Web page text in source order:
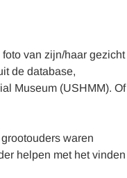
van zijn/haar gezicht
de database,
Museum (USHMM). Of
waren
helpen met het vinden